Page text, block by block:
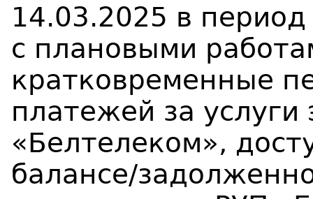
14.03.2025 в
с плановыми
кратковременные
платежей за услуги
«Белтелеком»,
балансе/